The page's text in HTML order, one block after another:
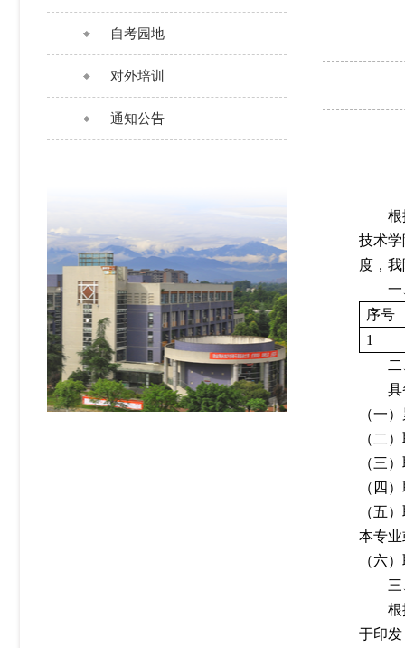
自考园地
对外培训
通知公告
根
技术学
度，
一
序号
1
具
（一
（二
（三
（四
（五
本专
（六
根
于印